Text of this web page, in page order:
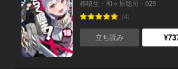
柊暁生・和ヶ原聡司・029
(4)
立ち読み